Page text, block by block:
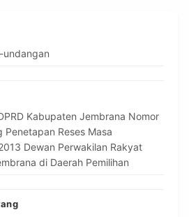
undangan
Kabupaten Jembrana Nomor
Reses Masa
Dewan Perwakilan Rakyat
di Daerah Pemilihan